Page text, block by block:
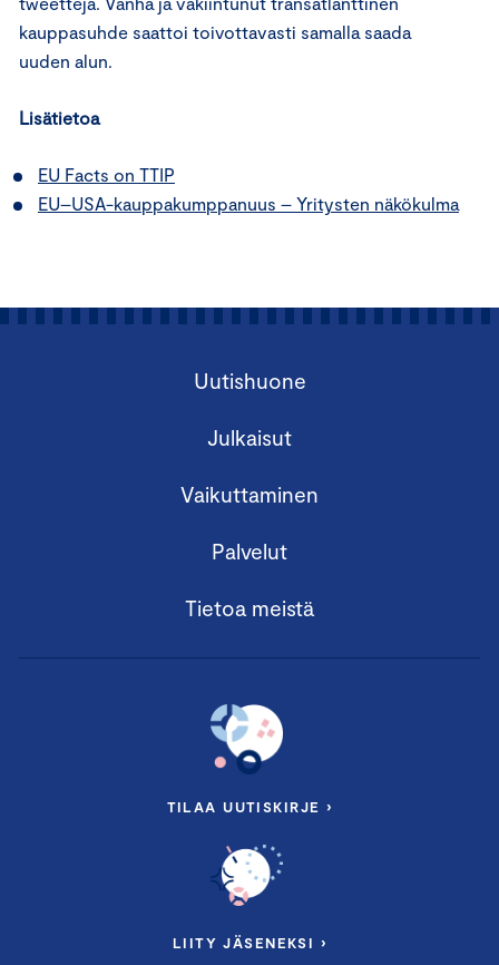
kauppasuhde saattoi toivottavasti samalla saada
uuden alun.
Lisätietoa
EU Facts on TTIP
EU–USA-kauppakumppanuus – Yritysten näkökulma
Uutishuone
Julkaisut
Vaikuttaminen
Palvelut
Tietoa meistä
TILAA UUTISKIRJE ›
LIITY JÄSENEKSI ›